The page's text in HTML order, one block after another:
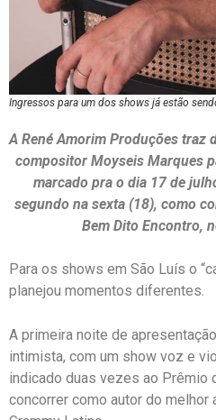
Ingressos para um dos shows já estão
A René Amorim Produções traz
compositor Moyseis Marques
marcado pra o dia 17 de
segundo na sexta (18), como
Bem Dito Encontro,
Para os shows em São Luís o
planejou momentos diferentes.
A primeira noite de
intimista, com um show voz e
indicado duas vezes ao Prêmio
concorrer como autor do